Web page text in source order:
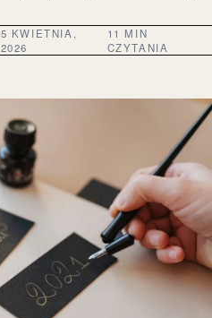
5 KWIETNIA,
2026
11 MIN
CZYTANIA